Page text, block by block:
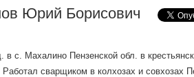
Юрий Борисович
в с. Махалино Пензенской обл. в
Работал сварщиком в колхозах и совхозах